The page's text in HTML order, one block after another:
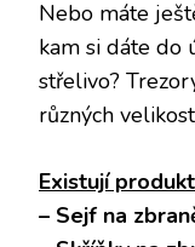
Nebo máte
kam si dáte do
střelivo?
různých
Existují
– Sejf na